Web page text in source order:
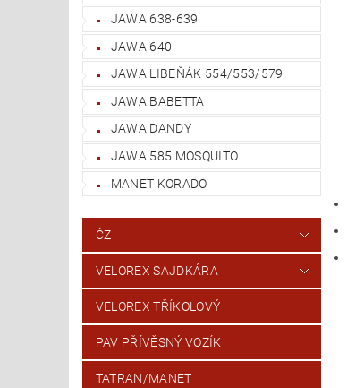
JAWA 638-639
JAWA 640
JAWA LIBEŇÁK 554/553/579
JAWA BABETTA
JAWA DANDY
JAWA 585 MOSQUITO
MANET KORADO
ČZ
VELOREX SAJDKÁRA
VELOREX TŘÍKOLOVÝ
PAV PŘÍVĚSNÝ VOZÍK
TATRAN/MANET